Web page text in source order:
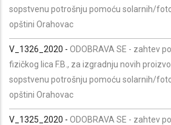
sopstvenu potrošnju pomoću solarnih/
opštini Orahovac
V_1326_2020 - ODOBRAVA SE - zahtev
fizičkog lica F.B., za izgradnju novih
sopstvenu potrošnju pomoću solarnih/
opštini Orahovac
V_1325_2020 - ODOBRAVA SE - zahtev